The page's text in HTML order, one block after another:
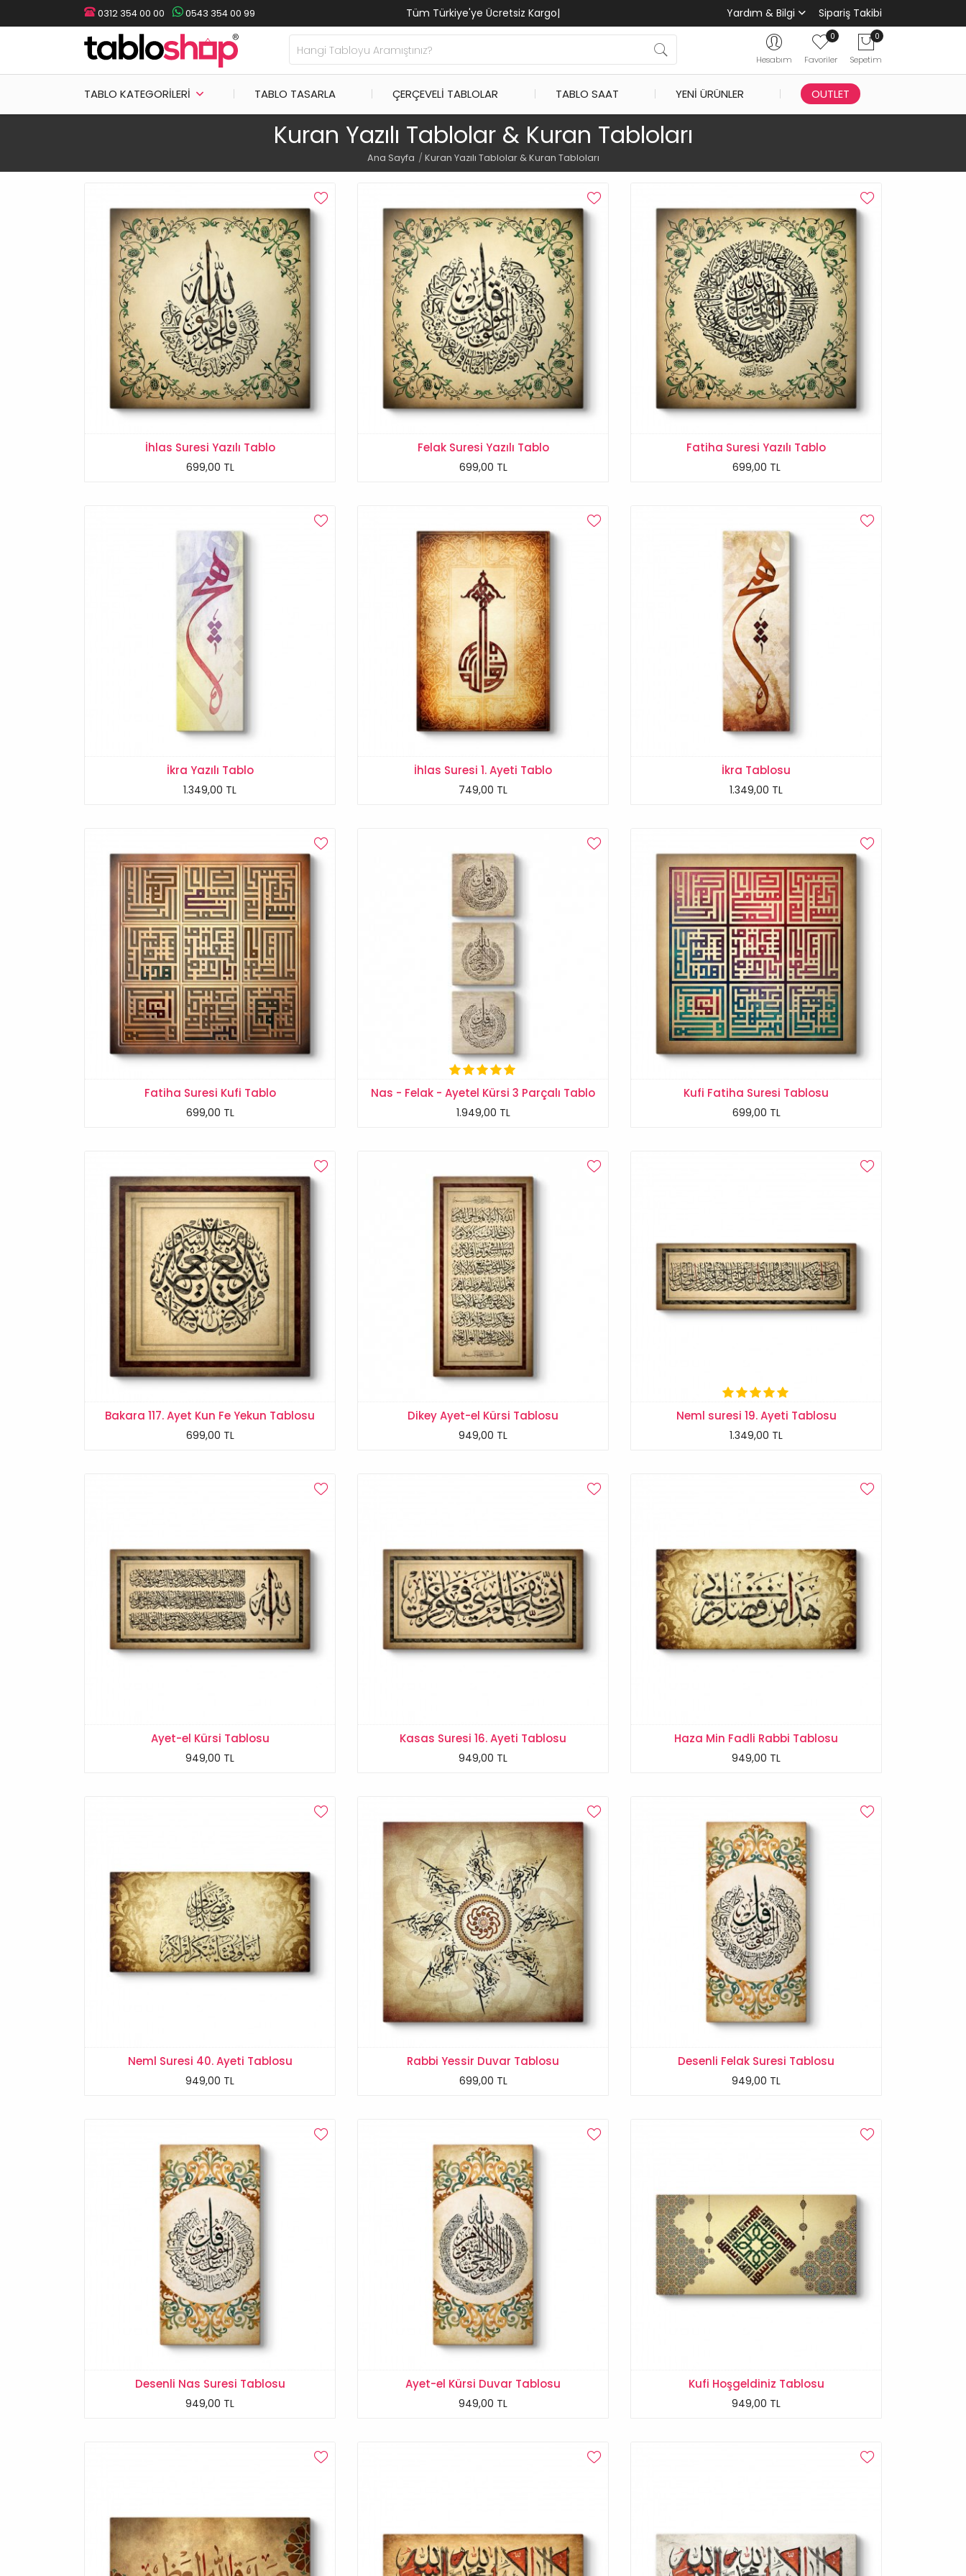
0312 354 00 00 0543 354 00 99 Tüm Türkiye'ye Ücretsiz Kar| Yardım & Bilgi Sipariş Takibi
Hesabım
0
Favoriler
0
Sepetim
TABLO KATEGORILERI TABLO TASARLA ÇERÇEVELI TABLOLAR TABLO SAAT YENI ÜRÜNLER OUTLET
Kuran Yazılı Tablolar & Kuran Tabloları
Ana Sayfa Kuran Yazılı Tablolar & Kuran Tabloları
İhlas Suresi Yazılı Tablo
699,00 TL
Felak Suresi Yazılı Tablo
699,00 TL
Fatiha Suresi Yazılı Tablo
699,00 TL
İkra Yazılı Tablo
1.349,00 TL
İhlas Suresi 1. Ayeti Tablo
749,00 TL
İkra Tablosu
1.349,00 TL
Fatiha Suresi Kufi Tablo
699,00 TL
Nas - Felak - Ayetel Kürsi 3 Parçalı Tablo
1.949,00 TL
Kufi Fatiha Suresi Tablosu
699,00 TL
Bakara 117. Ayet Kun Fe Yekun Tablosu
699,00 TL
Dikey Ayet-el Kürsi Tablosu
949,00 TL
Neml suresi 19. Ayeti Tablosu
1.349,00 TL
Ayet-el Kürsi Tablosu
949,00 TL
Kasas Suresi 16. Ayeti Tablosu
949,00 TL
Haza Min Fadli Rabbi Tablosu
949,00 TL
Neml Suresi 40. Ayeti Tablosu
949,00 TL
Rabbi Yessir Duvar Tablosu
699,00 TL
Desenli Felak Suresi Tablosu
949,00 TL
Desenli Nas Suresi Tablosu
949,00 TL
Ayet-el Kürsi Duvar Tablosu
949,00 TL
Kufi Hoşgeldiniz Tablosu
949,00 TL